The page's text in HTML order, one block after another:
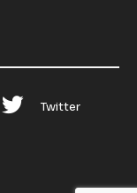
Twitter